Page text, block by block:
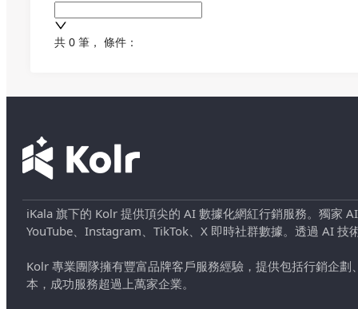
共 0 筆 ， 條件：
iKala 旗下的 Kolr 提供頂尖的 AI 數據化網紅行銷服務。獨家
YouTube、Instagram、TikTok、X 即時社群數據。透過 AI
Kolr 專業團隊擁有豐富品牌客戶服務經驗，提供包括行銷企
本，成功服務超過上萬家企業。